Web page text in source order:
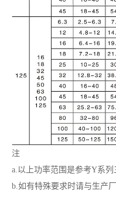
注
a.以上功率范围是参考Y系
b.如有特殊要求时请与生产厂